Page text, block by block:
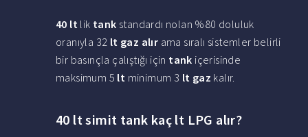
40 lt lik tank standardı nolan %80 doluluk
oranıyla 32 lt gaz alır ama sıralı sistemler belirli
bir basınçla çalıştığı için tank içerisinde
maksimum 5 lt minimum 3 lt gaz kalır.
40 lt simit tank kaç lt LPG alır?